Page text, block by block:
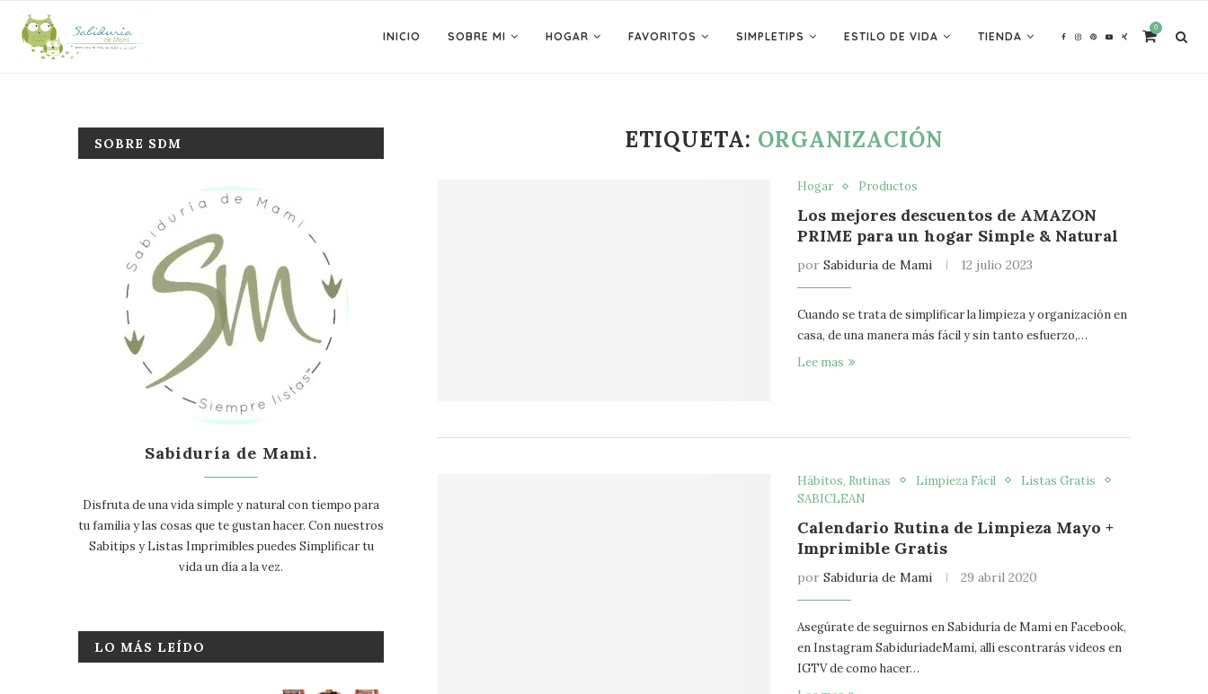
INICIO SOBRE MI HOGAR FAVORITOS SIMPLETIPS ESTILO DE VIDA TIENDA
0
ETIQUETA: ORGANIZACIÓN
Hogar Productos
Los mejores descuentos de AMAZON
PRIME para un hogar Simple & Natural
porSabiduria de Mami 12 julio 2023
Cuando se trata de simplificar la limpieza y organización en
casa, de una manera más fácil y sin tanto esfuerzo,…
Lee mas
Hábitos, Rutinas Limpieza Fácil
Listas Gratis
SABICLEAN
Calendario Rutina de Limpieza Mayo +
Imprimible Gratis
porSabiduria de Mami 29 abril 2020
Asegúrate de seguirnos en Sabiduría de Mami en Facebook,
en Instagram SabiduríadeMami, allí escontrarás videos en
IGTV de como hacer…
SOBRE SDM
Sabiduría de Mami.
Disfruta de una vida simple y natural con tiempo para
tu familia y las cosas que te gustan hacer. Con nuestros
Sabitips y Listas Imprimibles puedes Simplificar tu
vida un día a la vez.
LO MÁS LEÍDO